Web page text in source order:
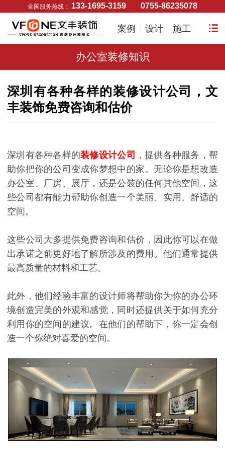
全国服务热线： 133-1695-3159 0755-86235078
案例 设计 施工
办公室装修知识
深圳有各种各样的装修设计公司，文
丰装饰免费咨询和估价
深圳有各种各样的装修设计公司
，提供各种服务，帮
助你把你的公司变成你梦想中的家。无论你是想改造
办公室、厂房、展厅，还是公装的任何其他空间，这
些公司都有能力帮助你创造一个美丽、实用、舒适的
空间。
这些公司大多提供免费咨询和估价，因此你可以在做
出承诺之前更好地了解所涉及的费用。他们通常提供
最高质量的材料和工艺。
此外，他们经验丰富的设计师将帮助你为你的办公环
境创造完美的外观和感觉，同时还提供关于如何充分
利用你的空间的建议。在他们的帮助下，你一定会创
造一个你绝对喜爱的空间。